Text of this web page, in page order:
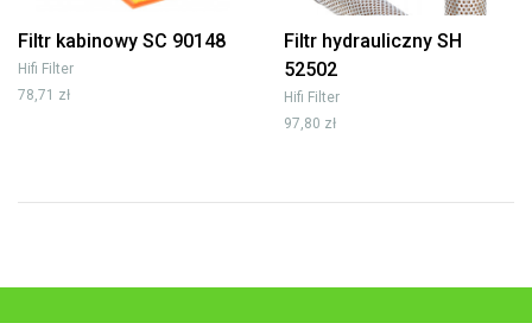
Filtr kabinowy SC 90148
Hifi Filter
78,71 zł
Filtr hydrauliczny SH
52502
Hifi Filter
97,80 zł